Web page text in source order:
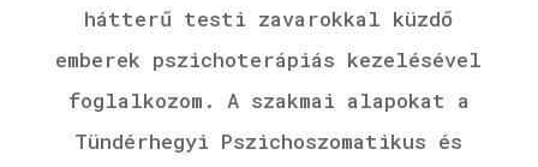
hátterű testi zavarokkal küzdő
emberek pszichoterápiás kezelésével
foglalkozom. A szakmai alapokat a
Tündérhegyi Pszichoszomatikus és